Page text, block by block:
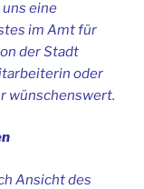
eine
im Amt für
der Stadt
oder
wünschenswert.
Ansicht des